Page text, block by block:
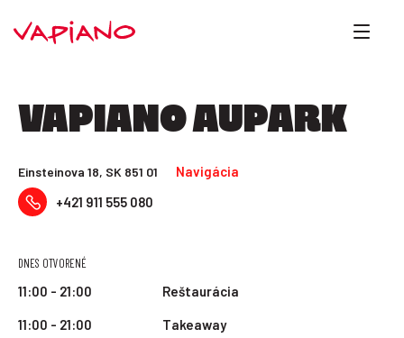
VAPIANO AUPARK
Einsteinova 18, SK 851 01
Navigácia
+421 911 555 080
DNES OTVORENÉ
11:00 - 21:00 Reštaurácia
11:00 - 21:00 Takeaway